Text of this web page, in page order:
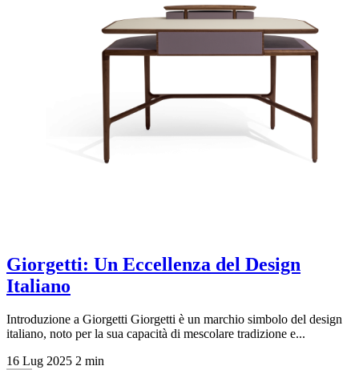
Giorgetti: Un Eccellenza del Design
Italiano
Introduzione a Giorgetti Giorgetti è un marchio simbolo del design
italiano, noto per la sua capacità di mescolare tradizione e...
16 Lug 2025 2 min